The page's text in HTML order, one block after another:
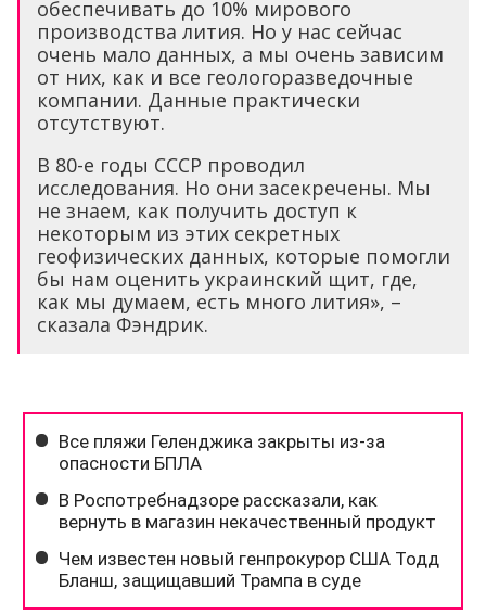
обеспечивать до 10% мирового
производства лития. Но у нас сейчас
очень мало данных, а мы очень зависим
от них, как и все геологоразведочные
компании. Данные практически
отсутствуют.
В 80-е годы СССР проводил
исследования. Но они засекречены. Мы
не знаем, как получить доступ к
некоторым из этих секретных
геофизических данных, которые помогли
бы нам оценить украинский щит, где,
как мы думаем, есть много лития», –
сказала Фэндрик.